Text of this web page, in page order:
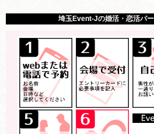
埼玉Event-Jの婚活・恋活パ